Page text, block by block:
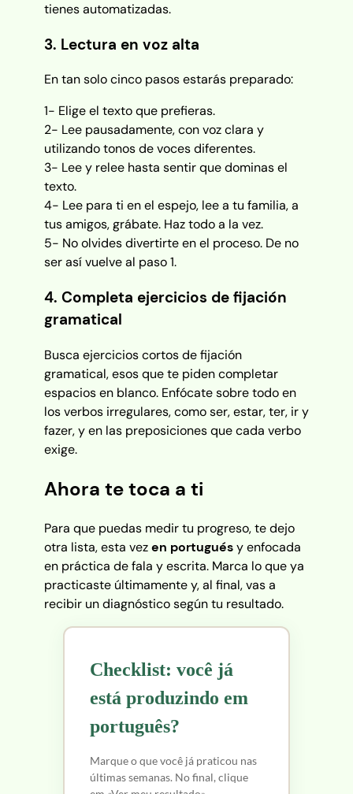
tienes automatizadas.
3. Lectura en voz alta
En tan solo cinco pasos estarás preparado:
1- Elige el texto que prefieras.
2- Lee pausadamente, con voz clara y
utilizando tonos de voces diferentes.
3- Lee y relee hasta sentir que dominas el
texto.
4- Lee para ti en el espejo, lee a tu familia, a
tus amigos, grábate. Haz todo a la vez.
5- No olvides divertirte en el proceso. De no
ser así vuelve al paso 1.
4. Completa ejercicios de fijación
gramatical
Busca ejercicios cortos de fijación
gramatical, esos que te piden completar
espacios en blanco. Enfócate sobre todo en
los verbos irregulares, como ser, estar, ter, ir y
fazer, y en las preposiciones que cada verbo
exige.
Ahora te toca a ti
Para que puedas medir tu progreso, te dejo
otra lista, esta vezen portuguésy enfocada
en práctica de fala y escrita. Marca lo que ya
practicaste últimamente y, al final, vas a
recibir un diagnóstico según tu resultado.
Checklist: você já
está produzindo em
português?
Marque o que você já praticou nas
últimas semanas. No final, clique